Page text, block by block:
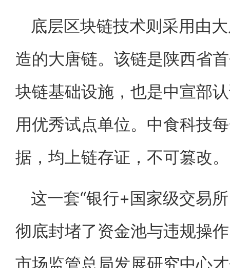
底层区块链技术则采用由
造的大唐链。该链是陕西省
块链基础设施，也是中宣部
用优秀试点单位。中食科技
据，均上链存证，不可篡改。
这一套“银行+国家级交易
彻底封堵了资金池与违规操
市场监管总局发展研究中心